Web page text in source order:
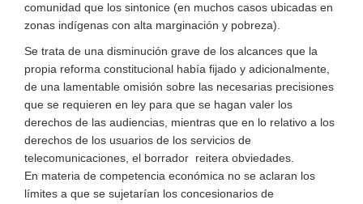
comunidad que los sintonice (en muchos casos ubicadas en
zonas indígenas con alta marginación y pobreza).
Se trata de una disminución grave de los alcances que la
propia reforma constitucional había fijado y adicionalmente,
de una lamentable omisión sobre las necesarias precisiones
que se requieren en ley para que se hagan valer los
derechos de las audiencias, mientras que en lo relativo a los
derechos de los usuarios de los servicios de
telecomunicaciones, el borrador reitera obviedades.
En materia de competencia económica no se aclaran los
límites a que se sujetarían los concesionarios de